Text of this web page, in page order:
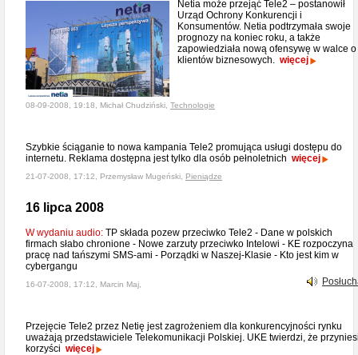
Netia może przejąć Tele2 – postanowił
Urząd Ochrony Konkurencji i
Konsumentów. Netia podtrzymała swoje
prognozy na koniec roku, a także
zapowiedziała nową ofensywę w walce o
klientów biznesowych. więcej
08-09-2008, 19:18, Michał Chudziński, Technologie
Szybkie ściąganie to nowa kampania Tele2 promująca usługi dostępu do
internetu. Reklama dostępna jest tylko dla osób pełnoletnich więcej
21-07-2008, 17:12, Przemysław Mugeński, Pieniądze
16 lipca 2008
W wydaniu audio: TP składa pozew przeciwko Tele2 - Dane w polskich
firmach słabo chronione - Nowe zarzuty przeciwko Intelowi - KE rozpoczyna
pracę nad tańszymi SMS-ami - Porządki w Naszej-Klasie - Kto jest kim w
cybergangu
16-07-2008, 17:12, Marcin Maj,
Przejęcie Tele2 przez Netię jest zagrożeniem dla konkurencyjności rynku
uważają przedstawiciele Telekomunikacji Polskiej. UKE twierdzi, że
korzyści więcej